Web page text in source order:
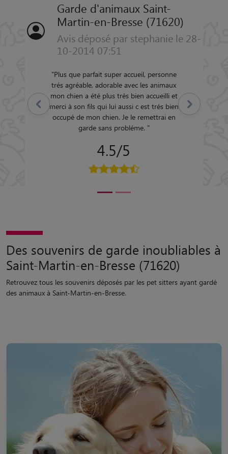
le 28-
Garde d'animaux Saint-
Martin-en-Bresse (71620)
Avis déposé par PHILIPPE le 28-
04-2014 10:29
"La garde s'est très bien déroulé. Petsitter à
recommander pour les chats."
5/5
Précédent Suivant
Des souvenirs de garde inoubliables à
Saint-Martin-en-Bresse (71620)
Retrouvez tous les souvenirs déposés par les pet sitters ayant gardé
des animaux à Saint-Martin-en-Bresse.